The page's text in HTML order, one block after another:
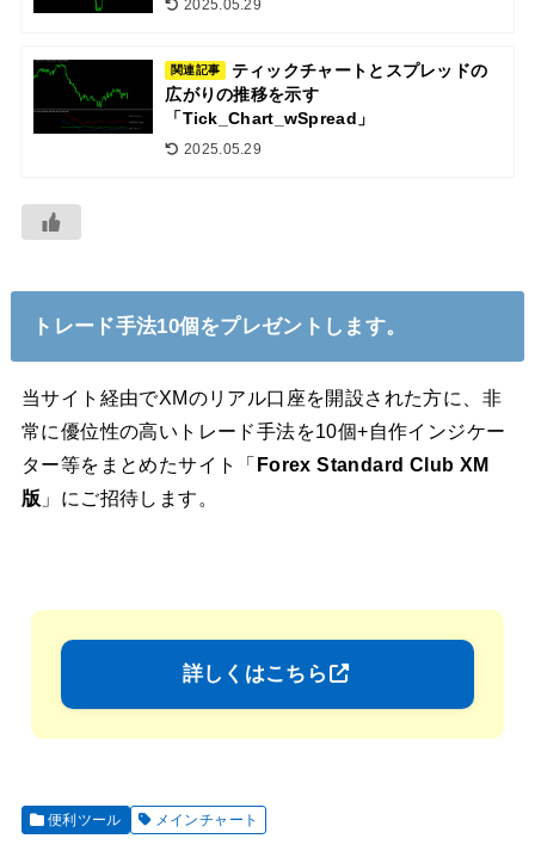
2025.05.29
関連記事
ティックチャートとスプレッドの
広がりの推移を示す
「Tick_Chart_wSpread」
2025.05.29
トレード手法10個をプレゼントします。
当サイト経由でXMのリアル口座を開設された方に、非
常に優位性の高いトレード手法を10個+自作インジケー
ター等をまとめたサイト「 Forex Standard Club XM
版 」にご招待します。
詳しくはこちら
便利ツール メインチャート